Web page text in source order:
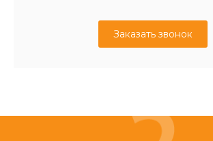
Заказать звонок